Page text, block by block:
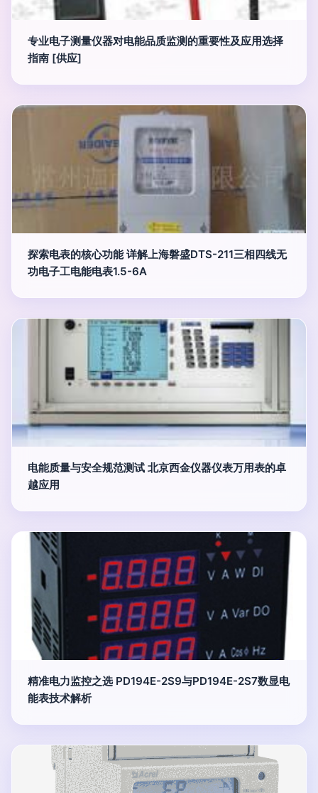
专业电子测量仪器对电能品质监测的重要性及应用选择
指南 [供应]
探索电表的核心功能 详解上海磐盛DTS-211三相四线无
功电子工电能电表1.5-6A
电能质量与安全规范测试 北京西金仪器仪表万用表的卓
越应用
精准电力监控之选 PD194E-2S9与PD194E-2S7数显电
能表技术解析